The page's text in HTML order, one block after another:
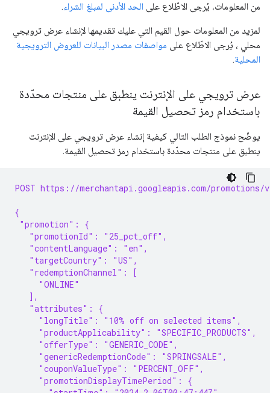
من المعلومات، يُرجى الاطّلاع على الحد الأدنى لمبلغ الشراء.
لمزيد من المعلومات حول القيم التي عليك تقديمها لإنشاء عرض ترويجي
محلي ، يُرجى الاطّلاع على مواصفات مصدر البيانات للعروض الترويجية
المحلية.
عرض ترويجي على الإنترنت ينطبق على منتجات محدّدة
باستخدام رمز تحصيل القيمة
يوضّح نموذج الطلب التالي كيفية إنشاء عرض ترويجي على الإنترنت
ينطبق على منتجات محدّدة باستخدام رمز تحصيل القيمة.
POST https://merchantapi.googleapis.com/promotions/
{
"promotion": {
   "promotionId": "25_pct_off",
   "contentLanguage": "en",
   "targetCountry": "US",
   "redemptionChannel": [
     "ONLINE"
   ],
   "attributes": {
     "longTitle": "10% off on selected items",
     "productApplicability": "SPECIFIC_PRODUCTS",
     "offerType": "GENERIC_CODE",
     "genericRedemptionCode": "SPRINGSALE",
     "couponValueType": "PERCENT_OFF",
     "promotionDisplayTimePeriod": {